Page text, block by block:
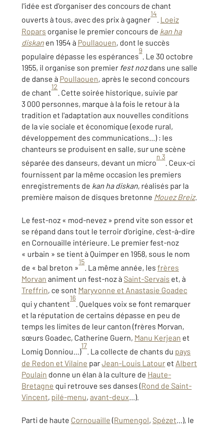
l'idée est d'organiser des concours de chant
ouverts à tous, avec des prix à gagner
14
. Loeiz
Ropars organise le premier concours de kan ha
diskan en 1954 à Poullaouen, dont le succès
populaire dépasse les espérances
9
. Le 30 octobre
1955, il organise son premier fest nozdans une salle
de danse à Poullaouen, après le second concours
de chant
12
. Cette soirée historique, suivie par
3 000 personnes, marque à la fois le retour à la
tradition et l'adaptation aux nouvelles conditions
de la vie sociale et économique (exode rural,
développement des communications...) : les
chanteurs se produisent en salle, sur une scène
séparée des danseurs, devant un micro
n 3
. Ceux-ci
fournissent par la même occasion les premiers
enregistrements de kan ha diskan, réalisés par la
première maison de disques bretonne Mouez Breiz.
Le fest-noz « mod-nevez » prend vite son essor et
se répand dans tout le terroir d'origine, c'est-à-dire
en Cornouaille intérieure. Le premier fest-noz
« urbain » se tient à Quimper en 1958, sous le nom
de « bal breton »
15
. La même année, les frères
Morvan animent un fest-noz à Saint-Servais et, à
Treffrin, ce sont Maryvonne et Anastasie Goadec
qui y chantent
16
. Quelques voix se font remarquer
et la réputation de certains dépasse en peu de
temps les limites de leur canton (frères Morvan,
sœurs Goadec, Catherine Guern, Manu Kerjean et
Lomig Donniou...)
17
. La collecte de chants du pays
de Redon et Vilaine parJean-Louis Latour et Albert
Poulain donne un élan à la culture de Haute-
Bretagne qui retrouve ses danses (Rond de Saint-
Vincent, pilé-menu, avant-deux ...).
Parti de haute Cornouaille (Rumengol, Spézet ...), le